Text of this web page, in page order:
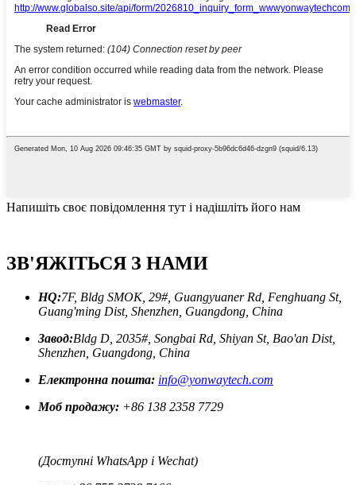
Напишіть своє повідомлення тут і надішліть його нам
ЗВ'ЯЖІТЬСЯ З НАМИ
HQ:7F, Bldg SMOK, 29#, Guangyuaner Rd, Fenghuang St,
Guang'ming Dist, Shenzhen, Guangdong, China
Завод:Bldg D, 2035#, Songbai Rd, Shiyan St, Bao'an Dist,
Shenzhen, Guangdong, China
Електронна пошта: info@yonwaytech.com
Моб продажу: +86 138 2358 7729
(Доступні WhatsApp і Wechat)